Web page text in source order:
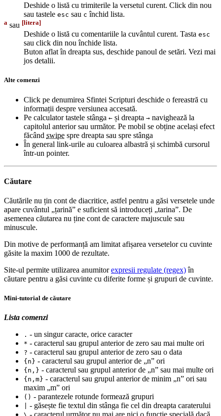
Deshide o listă cu trimiterile la versetul curent. Click din nou
sau tastele esc sau c închid lista.
a sau [litera]
Deshide o listă cu comentariile la cuvântul curent. Tasta esc
sau click din nou închide lista.
Buton aflat în dreapta sus, deschide panoul de setări. Vezi mai
jos detalii.
Alte comenzi
Click pe denumirea Sfintei Scripturi deschide o fereastră cu
informații despre versiunea accesată.
Pe calculator tastele stânga ← și dreapta → navighează la
capitolul anterior sau următor. Pe mobil se obține același efect
făcând swipe spre dreapta sau spre stânga
În general link-urile au culoarea albastră și schimbă cursorul
într-un pointer.
Căutare
Căutările nu țin cont de diacritice, astfel pentru a găsi versetele unde
apare cuvântul „țarină” e suficient să introduceți „tarina”. De
asemenea căutarea nu ține cont de caractere majuscule sau
minuscule.
Din motive de performanță am limitat afișarea versetelor cu cuvinte
găsite la maxim 1000 de rezultate.
Site-ul permite utilizarea anumitorexpresii regulate (regex)în
căutare pentru a găsi cuvinte cu diferite forme și grupuri de cuvinte.
Mini-tutorial de căutare
Lista comenzi
. - un singur caracte, orice caracter
* - caracterul sau grupul anterior de zero sau mai multe ori
? - caracterul sau grupul anterior de zero sau o data
{n} - caracterul sau grupul anterior de „n” ori
{n,} - caracterul sau grupul anterior de „n” sau mai multe ori
{n,m} - caracterul sau grupul anterior de minim „n” ori sau
maxim „m” ori
() - parantezele rotunde formează grupuri
- găsește fie textul din stânga fie cel din dreapta caraterului